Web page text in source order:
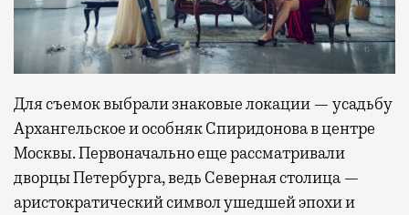
Для съемок выбрали знаковые локации — усадьбу
Архангельское и особняк Спиридонова в центре
Москвы. Первоначально еще рассматривали
дворцы Петербурга, ведь Северная столица —
аристократический символ ушедшей эпохи и